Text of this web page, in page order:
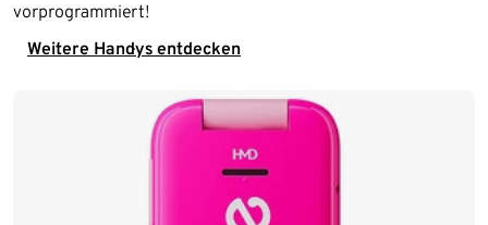
vorprogrammiert!
Weitere Handys entdecken